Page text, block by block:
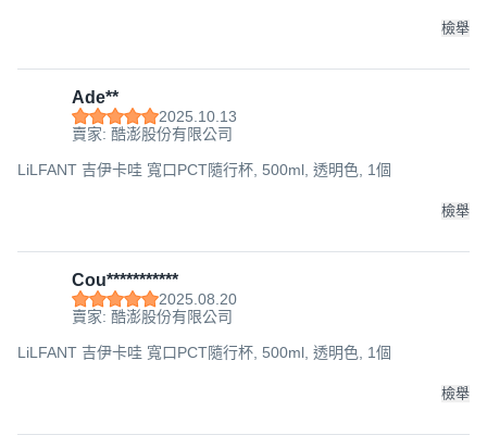
檢舉
Ade**
2025.10.13
賣家: 酷澎股份有限公司
LiLFANT 吉伊卡哇 寬口PCT隨行杯, 500ml, 透明色, 1個
檢舉
Cou***********
2025.08.20
賣家: 酷澎股份有限公司
LiLFANT 吉伊卡哇 寬口PCT隨行杯, 500ml, 透明色, 1個
檢舉